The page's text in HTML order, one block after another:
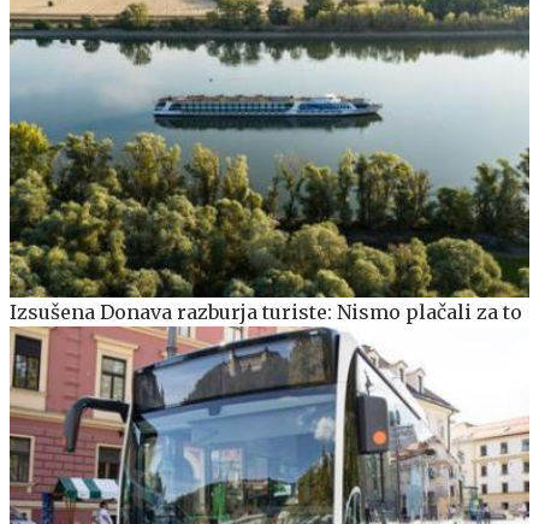
Izsušena Donava razburja turiste: Nismo plačali za to